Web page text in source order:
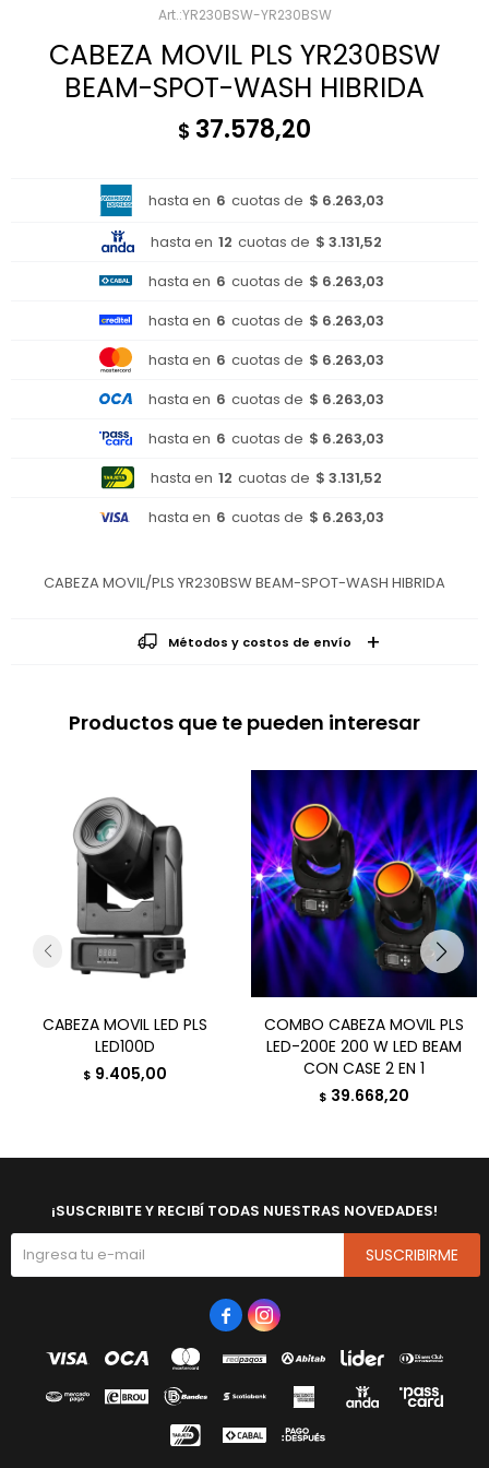
YR230BSW-YR230BSW
CABEZA MOVIL PLS YR230BSW
BEAM-SPOT-WASH HIBRIDA
$ 37.578,20
hasta en 6 cuotas de $ 6.263,03
hasta en 12 cuotas de $ 3.131,52
hasta en 6 cuotas de $ 6.263,03
hasta en 6 cuotas de $ 6.263,03
hasta en 6 cuotas de $ 6.263,03
hasta en 6 cuotas de $ 6.263,03
hasta en 6 cuotas de $ 6.263,03
hasta en 12 cuotas de $ 3.131,52
hasta en 6 cuotas de $ 6.263,03
CABEZA MOVIL/PLS YR230BSW BEAM-SPOT-WASH HIBRIDA
Métodos y costos de envío
Productos que te pueden interesar
CABEZA MOVIL LED PLS
LED100D
$ 9.405,00
COMBO CABEZA MOVIL PLS
LED-200E 200 W LED BEAM
CON CASE 2 EN 1
$ 39.668,20
¡SUSCRIBITE Y RECIBÍ TODAS NUESTRAS NOVEDADES!
SUSCRIBIRME
 